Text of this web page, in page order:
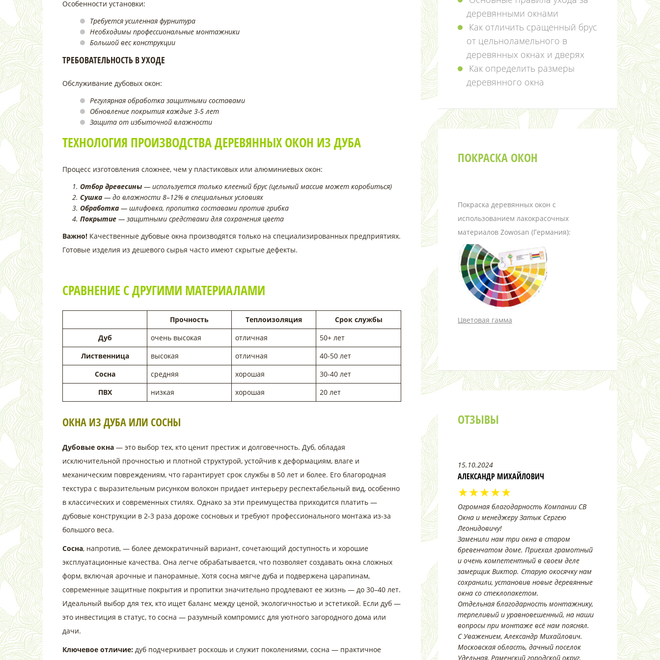
Особенности установки:
Требуется усиленная фурнитура
Необходимы профессиональные монтажники
Большой вес конструкции
ТРЕБОВАТЕЛЬНОСТЬ В УХОДЕ
Обслуживание дубовых окон:
Регулярная обработка защитными составами
Обновление покрытия каждые 3-5 лет
Защита от избыточной влажности
ТЕХНОЛОГИЯ ПРОИЗВОДСТВА ДЕРЕВЯННЫХ ОКОН ИЗ ДУБА
Процесс изготовления сложнее, чем у пластиковых или алюминиевых окон:
Отбор древесины — используется только клееный брус (цельный массив может коробиться)
Сушка — до влажности 8–12% в специальных условиях
Обработка — шлифовка, пропитка составами против грибка
Покрытие — защитными средствами для сохранения цвета
Важно! Качественные дубовые окна производятся только на специализированных предприятиях.
Готовые изделия из дешевого сырья часто имеют скрытые дефекты.
СРАВНЕНИЕ С ДРУГИМИ МАТЕРИАЛАМИ
Прочность Теплоизоляция
Срок службы
Дуб
очень высокая отличная
50+ лет
Лиственница
высокая отличная
40-50 лет
Сосна
средняя хорошая
30-40 лет
ПВХ
низкая хорошая 20 лет
ОКНА ИЗ ДУБА ИЛИ СОСНЫ
Дубовые окна — это выбор тех, кто ценит престиж и долговечность. Дуб, обладая
исключительной прочностью и плотной структурой, устойчив к деформациям, влаге и
механическим повреждениям, что гарантирует срок службы в 50 лет и более. Его благородная
текстура с выразительным рисунком волокон придает интерьеру респектабельный вид, особенно
в классических и современных стилях. Однако за эти преимущества приходится платить —
дубовые конструкции в 2-3 раза дороже сосновых и требуют профессионального монтажа из-за
большого веса.
Сосна, напротив, — более демократичный вариант, сочетающий доступность и хорошие
эксплуатационные качества. Она легче обрабатывается, что позволяет создавать окна сложных
форм, включая арочные и панорамные. Хотя сосна мягче дуба и подвержена царапинам,
современные защитные покрытия и пропитки значительно продлевают ее жизнь — до 30–40 лет.
Идеальный выбор для тех, кто ищет баланс между ценой, экологичностью и эстетикой. Если дуб —
это инвестиция в статус, то сосна — разумный компромисс для уютного загородного дома или
дачи.
Ключевое отличие: дуб подчеркивает роскошь и служит поколениями, сосна — практичное
деревянными окнами
Как отличить сращенный брус
от цельноламельного в
деревянных окнах и дверях
Как определить размеры
деревянного окна
ПОКРАСКА ОКОН
Покраска деревянных окон с
использованием лакокрасочных
материалов Zowosan (Германия):
Цветовая гамма
ОТЗЫВЫ
15.10.2024
АЛЕКСАНДР МИХАЙЛОВИЧ
★★★★★
Огромная благодарность Компании СВ
Окна и менеджеру Затык Сергею
Леонидовичу!
Заменили нам три окна в старом
бревенчатом доме. Приехал грамотный
и очень компетентный в своем деле
замерщик Виктор. Старую окосячку нам
сохранили, установив новые деревянные
окна со стеклопакетом.
Отдельная благодарность монтажнику,
терпеливый и уравновешенный, на наши
вопросы при монтаже всё нам пояснял.
С Уважением, Александр Михайлович.
Московская область, дачный поселок
Удельная, Раменский городской округ.